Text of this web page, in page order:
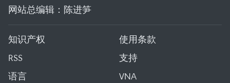
网站总编辑：陈进笋
知识产权
使用条款
RSS
支持
语言
VNA